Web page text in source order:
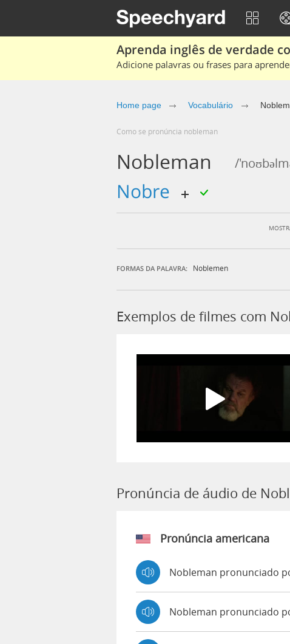
Aprenda inglês de verdade
Adicione palavras ou frases para
Home page Vocabulário
Como se pronúncia nobleman
Nobleman /
nobre
FORMAS DA PALAVRA: Noblemen
Exemplos de filmes com
Pronúncia de áudio de
Pronúncia americana
Nobleman pronunciado
Nobleman pronunciado